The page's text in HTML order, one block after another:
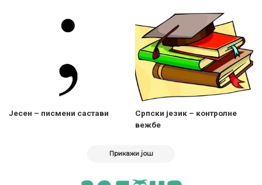
Јесен – писмени састави
Српски језик – контролне
вежбе
Прикажи још